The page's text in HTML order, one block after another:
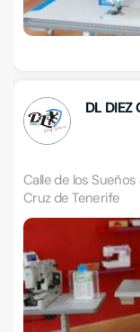
DL DIEZ
Calle de los
Cruz de Tenerife